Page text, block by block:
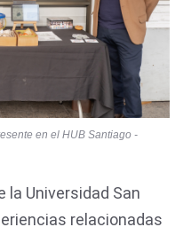
en el HUB Santiago -
la Universidad San
relacionadas